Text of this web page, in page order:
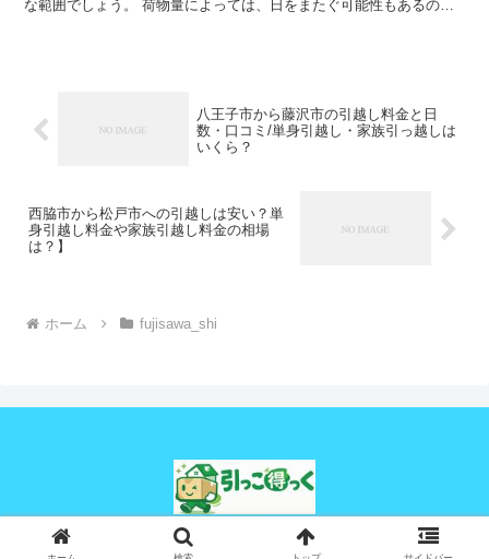
な範囲でしょう。 荷物量によっては、日をまたぐ可能性もあるの
八王子市から藤沢市の引越し料金と日
数・口コミ/単身引越し・家族引っ越しは
いくら？
西脇市から松戸市への引越しは安い？単
身引越し料金や家族引越し料金の相場
は？】
ホーム fujisawa_shi
© 2024 引っこ得っく.